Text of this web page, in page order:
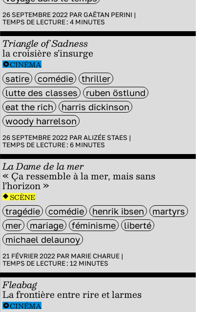
26 SEPTEMBRE 2022 PARGAËTAN PERINI |
TEMPS DE LECTURE : 4MINUTES
Triangle of Sadness
la croisière s’insurge
CINÉMA
satire comédie
thriller
lutte des classes
ruben östlund
eat the rich
harris dickinson
woody harrelson
26 SEPTEMBRE 2022 PARALIZÉE STAES |
TEMPS DE LECTURE : 6MINUTES
La Dame de la mer
« Ça ressemble à la mer, mais sans
l’horizon »
SCÈNE
tragédie comédie henrik ibsen
martyrs
mer
mariage féminisme
liberté
michael delaunoy
21 FÉVRIER 2022 PAR MARIE CHARUE|
TEMPS DE LECTURE : 12 MINUTES
Fleabag
La frontière entre rire et larmes
CINÉMA